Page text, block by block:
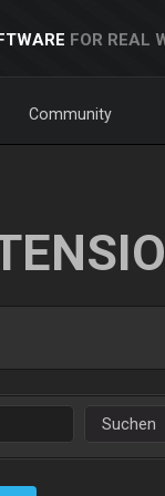
FOR REAL
Community
Suchen